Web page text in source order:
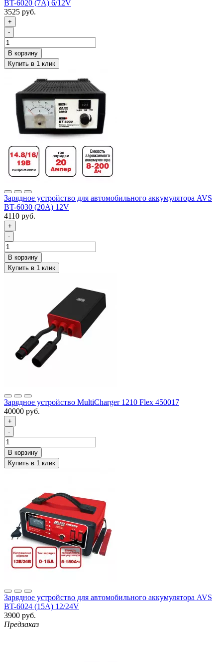
BT-6020 (7A) 6/12V
3525 руб.
+
-
Зарядное устройство для автомобильного аккумулятора AVS
BT-6030 (20A) 12V
4110 руб.
+
-
Зарядное устройство MultiCharger 1210 Flex 450017
40000 руб.
+
-
Зарядное устройство для автомобильного аккумулятора AVS
BT-6024 (15A) 12/24V
3900 руб.
Предзаказ